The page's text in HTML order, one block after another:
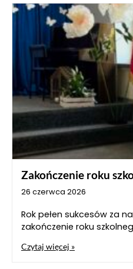
Zakończenie roku
26 czerwca 2026
Rok pełen sukcesów za
zakończenie roku
Czytaj więcej »